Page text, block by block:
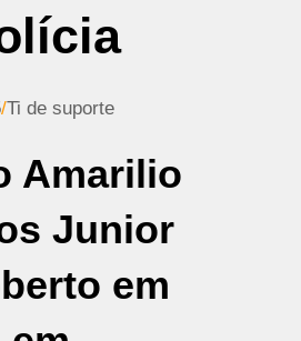
/Ti de suporte
Amarilio
Junior
em